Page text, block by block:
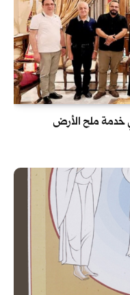
خدمة ملح الأرض